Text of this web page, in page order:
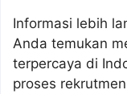
Informasi lebih
Anda temukan
terpercaya di
proses